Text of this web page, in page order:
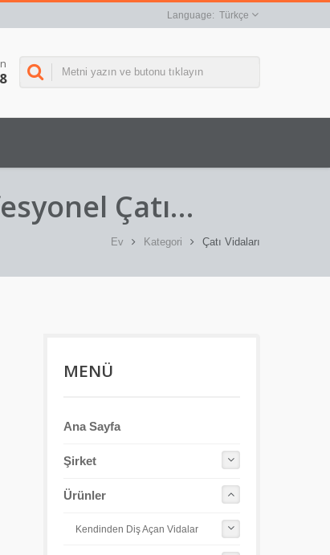
Türkçe
Çatı
Ev Kategori Çatı Vidaları
MENÜ
Ana Sayfa
Şirket
Ürünler
Kendinden Diş Açan Vidalar